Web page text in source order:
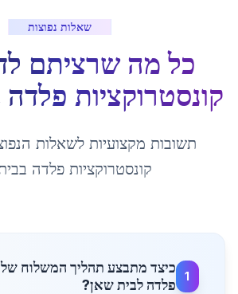
שאלות נפוצות
כל מה שרציתם
קונסטרוקציות פלדה
תשובות מקצועיות לשאלות
קונסטרוקציות פלדה ב
1
כיצד מתבצע תהליך המשלוח של
פלדה לבית שאן?